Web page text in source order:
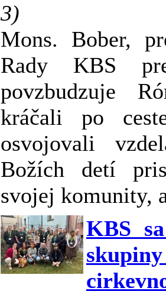
3)
Mons. Bober,
Rady KBS
povzbudzuje
kráčali po
osvojovali
Božích detí
svojej komunity,
KBS